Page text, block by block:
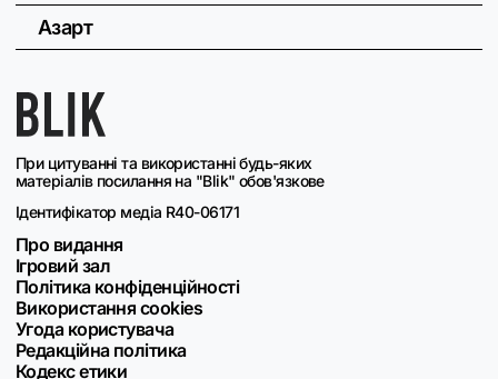
При цитуванні та використанні будь-яких
матеріалів посилання на "Blik" обов'язкове
Ідентифікатор медіа R40-06171
Про видання
Ігровий зал
Політика конфіденційності
Використання cookies
Угода користувача
Редакційна політика
Кодекс етики
Азарт